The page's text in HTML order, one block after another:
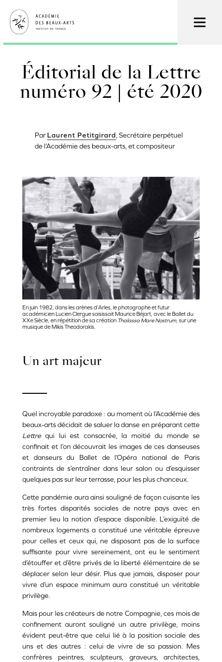
contenu
principal
Éditorial de la Lettre
numéro 92 | été 2020
Par Laurent Petitgirard, Secrétaire perpétuel
de l’Académie des beaux-arts, et compositeur
En juin 1982, dans les arènes d’Arles, le photographe et futur
académicien Lucien Clergue saisissait Maurice Béjart, avec le Ballet du
XXe Siècle, en répétition de sa création Thalassa Mare Nostrum, sur une
musique de Mikis Theodorakis.
Un art majeur
Quel incroyable paradoxe : au moment où l’Académie des
beaux-arts décidait de saluer la danse en préparant cette
Lettrequi lui est consacrée, la moitié du monde se
confinait et l’on découvrait les images de ces danseuses
et danseurs du Ballet de l’Opéra national de Paris
contraints de s’entraîner dans leur salon ou d’esquisser
quelques pas sur leur terrasse, pour les plus chanceux.
Cette pandémie aura ainsi souligné de façon cuisante les
très fortes disparités sociales de notre pays avec en
premier lieu la notion d’espace disponible. L’exiguïté de
nombreux logements a constitué une véritable épreuve
pour celles et ceux qui, ne disposant pas de la surface
suffisante pour vivre sereinement, ont eu le sentiment
d’étouffer et d’être privés de la liberté élémentaire de se
déplacer selon leur désir. Plus que jamais, disposer pour
vivre d’un espace minimum aura constitué un véritable
privilège.
Mais pour les créateurs de notre Compagnie, ces mois de
confinement auront souligné un autre privilège, moins
évident peut-être que celui lié à la position sociale des
uns et des autres : celui de vivre de sa passion. Mes
confrères peintres, sculpteurs, graveurs, architectes,